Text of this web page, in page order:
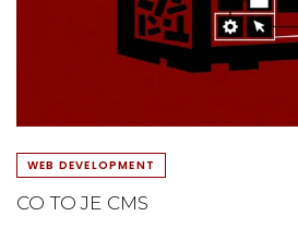
WEB DEVELOPMENT
CO TO JE CMS